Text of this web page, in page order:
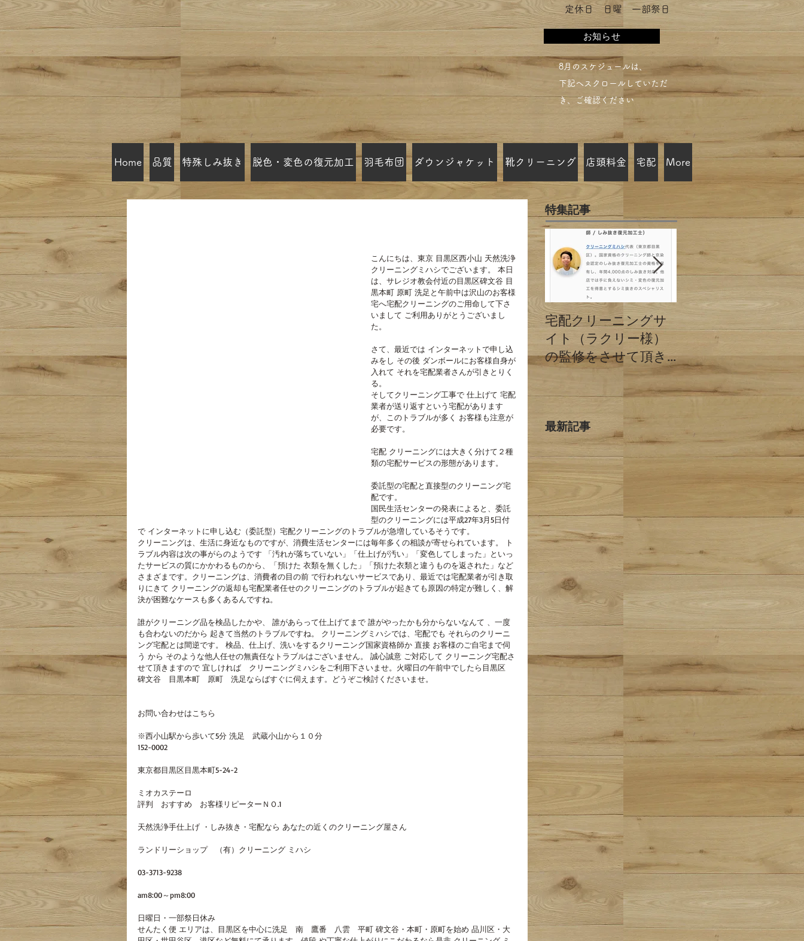
​定休日 日曜 一部祭日
お知らせ
​8月のスケジュールは、
下記へスクロールしていただ
き、ご確認ください​
Home 品質 特殊しみ抜き 脱色・変色の復元加工 羽毛布団 ダウンジャケット 靴クリーニング 店頭料金 宅配 More
こんにちは、東京 目黒区西小山 天然洗浄
クリーニングミハシでございます。 本日
は、サレジオ教会付近の目黒区碑文谷 目
黒本町 原町 洗足と午前中は沢山のお客様
宅へ宅配クリーニングのご用命して下さ
いまして ご利用ありがとうございまし
た。
さて、最近では インターネットで申し込
みをし その後 ダンボールにお客様自身が
入れて それを宅配業者さんが引きとりく
る。
そしてクリーニング工事で 仕上げて 宅配
業者が送り返すという宅配があります
が、このトラブルが多く お客様も注意が
必要です。
宅配 クリーニングには大きく分けて２種
類の宅配サービスの形態があります。
委託型の宅配と直接型のクリーニング宅
配です。
国民生活センターの発表によると、委託
型のクリーニングには平成27年3月5日付
で インターネットに申し込む（委託型）宅配クリーニングのトラブルが急増しているそうです。
クリーニングは、生活に身近なものですが、消費生活センターには毎年多くの相談が寄せられています。 ト
ラブル内容は次の事がらのようです 「汚れが落ちていない」「仕上げが汚い」「変色してしまった」といっ
たサービスの質にかかわるものから、「預けた 衣類を無くした」「預けた衣類と違うものを返された」など
さまざまです。クリーニングは、消費者の目の前 で行われないサービスであり、最近では宅配業者が引き取
りにきて クリーニングの返却も宅配業者任せのクリーニングのトラブルが起きても原因の特定が難しく、解
決が困難なケースも多くあるんですね。
誰がクリーニング品を検品したかや、 誰があらって仕上げてまで 誰がやったかも分からないなんて 、一度
も合わないのだから 起きて当然のトラブルですね。 クリーニングミハシでは、宅配でも それらのクリーニ
ング宅配とは間逆です。 検品、仕上げ、洗いをするクリーニング国家資格師か 直接 お客様のご自宅まで伺
う から そのような他人任せの無責任なトラブルはございません。 誠心誠意 ご対応して クリーニング宅配さ
せて頂きますので 宜しければ　クリーニングミハシをご利用下さいませ。火曜日の午前中でしたら目黒区
碑文谷　目黒本町　原町　洗足ならばすぐに伺えます。どうぞご検討くださいませ。
お問い合わせはこちら
※西小山駅から歩いて5分 洗足　武蔵小山から１０分
152-0002
東京都目黒区目黒本町5-24-2
ミオカステーロ
評判　おすすめ　お客様リピーターＮＯ.1
天然洗浄手仕上げ ・しみ抜き・宅配なら あなたの近くのクリーニング屋さん
ランドリーショップ　（有）クリーニング ミハシ
03-3713-9238
am8:00～pm8:00
日曜日・一部祭日休み
せんたく便 エリアは、目黒区を中心に洗足　南　鷹番　八雲　平町 碑文谷・本町・原町を始め 品川区・大
特集記事
宅配クリーニングサ
イト（ラクリー様）
の監修をさせて頂き
ました。
クリーニングミハシ
と他店の違い 東京
都目黒区
最新記事